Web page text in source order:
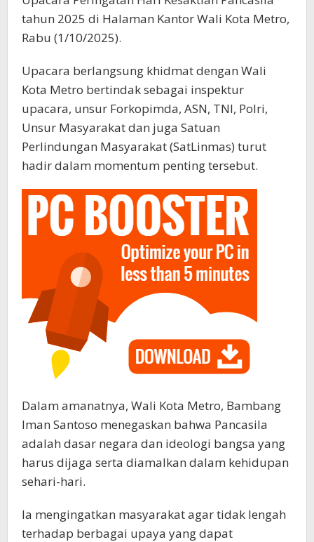
tahun 2025 di Halaman Kantor Wali Kota Metro,
Rabu (1/10/2025).
Upacara berlangsung khidmat dengan Wali
Kota Metro bertindak sebagai inspektur
upacara, unsur Forkopimda, ASN, TNI, Polri,
Unsur Masyarakat dan juga Satuan
Perlindungan Masyarakat (SatLinmas) turut
hadir dalam momentum penting tersebut.
Dalam amanatnya, Wali Kota Metro, Bambang
Iman Santoso menegaskan bahwa Pancasila
adalah dasar negara dan ideologi bangsa yang
harus dijaga serta diamalkan dalam kehidupan
sehari-hari.
Ia mengingatkan masyarakat agar tidak lengah
terhadap berbagai upaya yang dapat